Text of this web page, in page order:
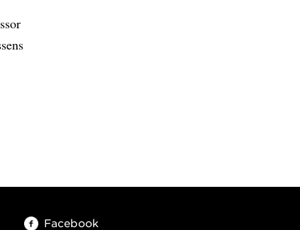
Facebook